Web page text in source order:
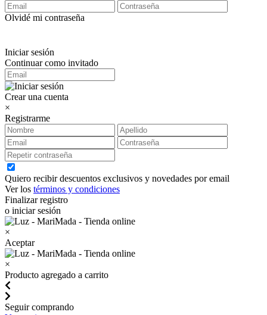
Olvidé mi contraseña
Iniciar sesión
Continuar como invitado
Crear una cuenta
×
Registrarme
Quiero recibir descuentos exclusivos y novedades por email
Ver los términos y condiciones
Finalizar registro
o iniciar sesión
×
Aceptar
×
Producto agregado a carrito
Seguir comprando